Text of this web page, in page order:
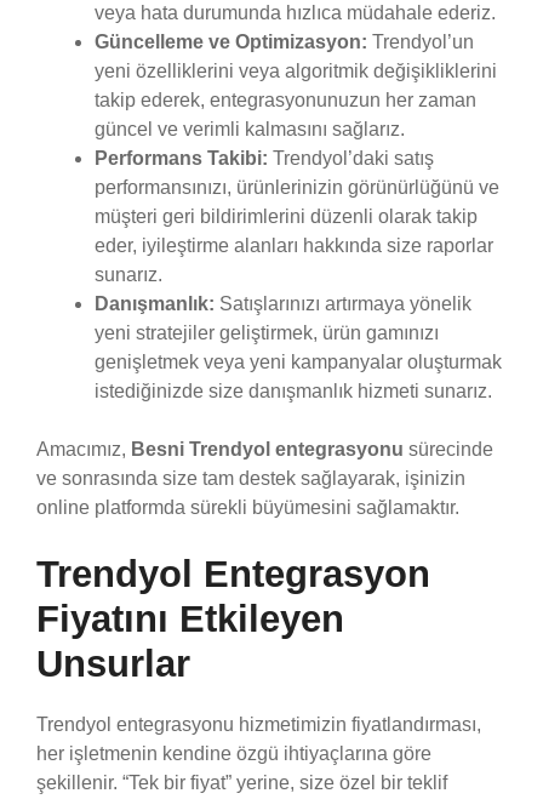
veya hata durumunda hızlıca müdahale ederiz.
Güncelleme ve Optimizasyon: Trendyol’un
yeni özelliklerini veya algoritmik değişikliklerini
takip ederek, entegrasyonunuzun her zaman
güncel ve verimli kalmasını sağlarız.
Performans Takibi: Trendyol’daki satış
performansınızı, ürünlerinizin görünürlüğünü ve
müşteri geri bildirimlerini düzenli olarak takip
eder, iyileştirme alanları hakkında size raporlar
sunarız.
Danışmanlık: Satışlarınızı artırmaya yönelik
yeni stratejiler geliştirmek, ürün gamınızı
genişletmek veya yeni kampanyalar oluşturmak
istediğinizde size danışmanlık hizmeti sunarız.
Amacımız, Besni Trendyol entegrasyonu sürecinde
ve sonrasında size tam destek sağlayarak, işinizin
online platformda sürekli büyümesini sağlamaktır.
Trendyol Entegrasyon
Fiyatını Etkileyen
Unsurlar
Trendyol entegrasyonu hizmetimizin fiyatlandırması,
her işletmenin kendine özgü ihtiyaçlarına göre
şekillenir. “Tek bir fiyat” yerine, size özel bir teklif